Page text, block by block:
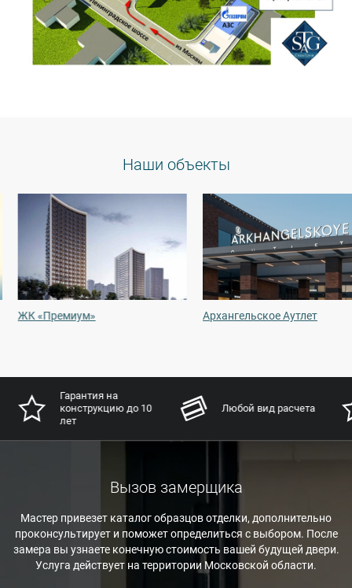
Наши объекты
ЖК «Премиум» Архангельское Аутлет
Гарантия на
конструкцию до 10
лет
Любой вид расчета
Вызов замерщика
Мастер привезет каталог образцов отделки, дополнительно
проконсультирует и поможет определиться с выбором. После
замера вы узнаете конечную стоимость вашей будущей двери.
Услуга действует на территории Московской области.